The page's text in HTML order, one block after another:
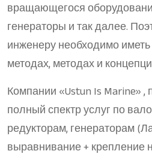
вращающегося
генераторы и так далее.
инженеру необходимо
методах, методах и
Компании «Ustun Is Marine»
полный спектр услуг по
редукторам, генераторам
выравнивание + крепление